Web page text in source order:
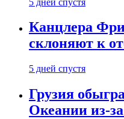
Канцлера
склоняют к
5 дней спустя
Грузия
Океании из-